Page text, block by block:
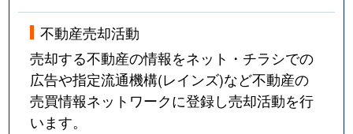
不動産売却活動
売却する不動産の情報をネット・チラシでの
広告や指定流通機構(レインズ)など不動産の
売買情報ネットワークに登録し売却活動を行
います。